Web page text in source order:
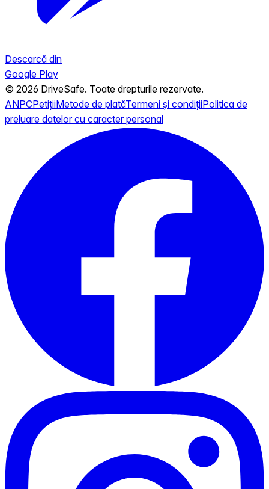
Descarcă din
Google Play
© 2026 DriveSafe. Toate drepturile rezervate.
ANPCPetițiiMetode de platăTermeni și condițiiPolitica de
preluare datelor cu caracter personal